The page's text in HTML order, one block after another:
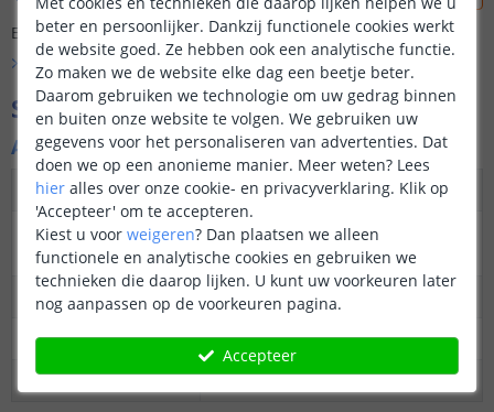
Er is nog geen vraag gesteld over dit product.
Bekijk alle Vraag & antwoord
Specificaties
Algemene kenmerken
Dimbaar
Ja
3M plakstrip over de
gehele lengte
Ja
Garantie
5 jaar
Op maat te knippen
elke 2,5 cm
Datasheet
Download
beter en persoonlijker. Dankzij functionele cookies werkt
de website goed. Ze hebben ook een analytische functie.
Zo maken we de website elke dag een beetje beter.
Daarom gebruiken we technologie om uw gedrag binnen
en buiten onze website te volgen. We gebruiken uw
gegevens voor het personaliseren van advertenties. Dat
doen we op een anonieme manier. Meer weten? Lees
hier alles over onze cookie- en privacyverklaring. Klik op
'Accepteer' om te accepteren.
Kiest u voor weigeren? Dan plaatsen we alleen
functionele en analytische cookies en gebruiken we
technieken die daarop lijken. U kunt uw voorkeuren later
nog aanpassen op de voorkeuren pagina.
Accepteer